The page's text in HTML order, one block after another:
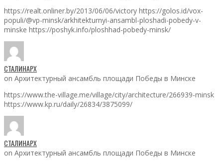
https://realt.onliner.by/2013/06/06/victory https://golos.id/vox-
populi/@vp-minsk/arkhitekturnyi-ansambl-ploshadi-pobedy-v-
minske https://poshyk.info/ploshhad-pobedy-minsk/
СТАЛИНАРХ
on Архитектурный ансамбль площади Победы в Минске
https://www.the-village.me/village/city/architecture/266939-minsk
https://www.kp.ru/daily/26834/3875099/
СТАЛИНАРХ
on Архитектурный ансамбль площади Победы в Минске